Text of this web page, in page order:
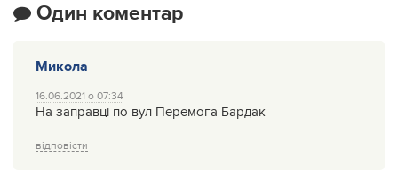
Один коментар
Микола
16.06.2021 о 07:34
На заправці по вул Перемога Бардак
відповісти